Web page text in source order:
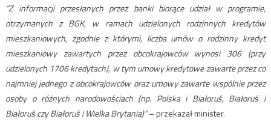
“Z informacji przesłanych przez banki biorące udział w programie,
otrzymanych z BGK, w ramach udzielonych rodzinnych kredytów
mieszkaniowych, zgodnie z którymi, liczba umów o rodzinny kredyt
mieszkaniowy zawartych przez obcokrajowców wynosi 306 (przy
udzielonych 1706 kredytach), w tym umowy kredytowe zawarte przez co
najmniej jednego z obcokrajowców oraz umowy zawarte wspólnie przez
osoby o różnych narodowościach (np. Polska i Białoruś, Białoruś i
Białoruś czy Białoruś i Wielka Brytania)”– przekazał minister.